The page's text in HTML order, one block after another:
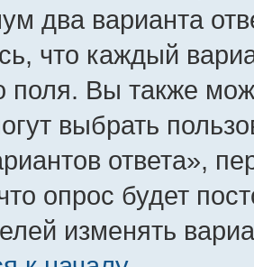
два варианта
что каждый
поля. Вы также
выбрать
ответа»,
опрос будет
изменять